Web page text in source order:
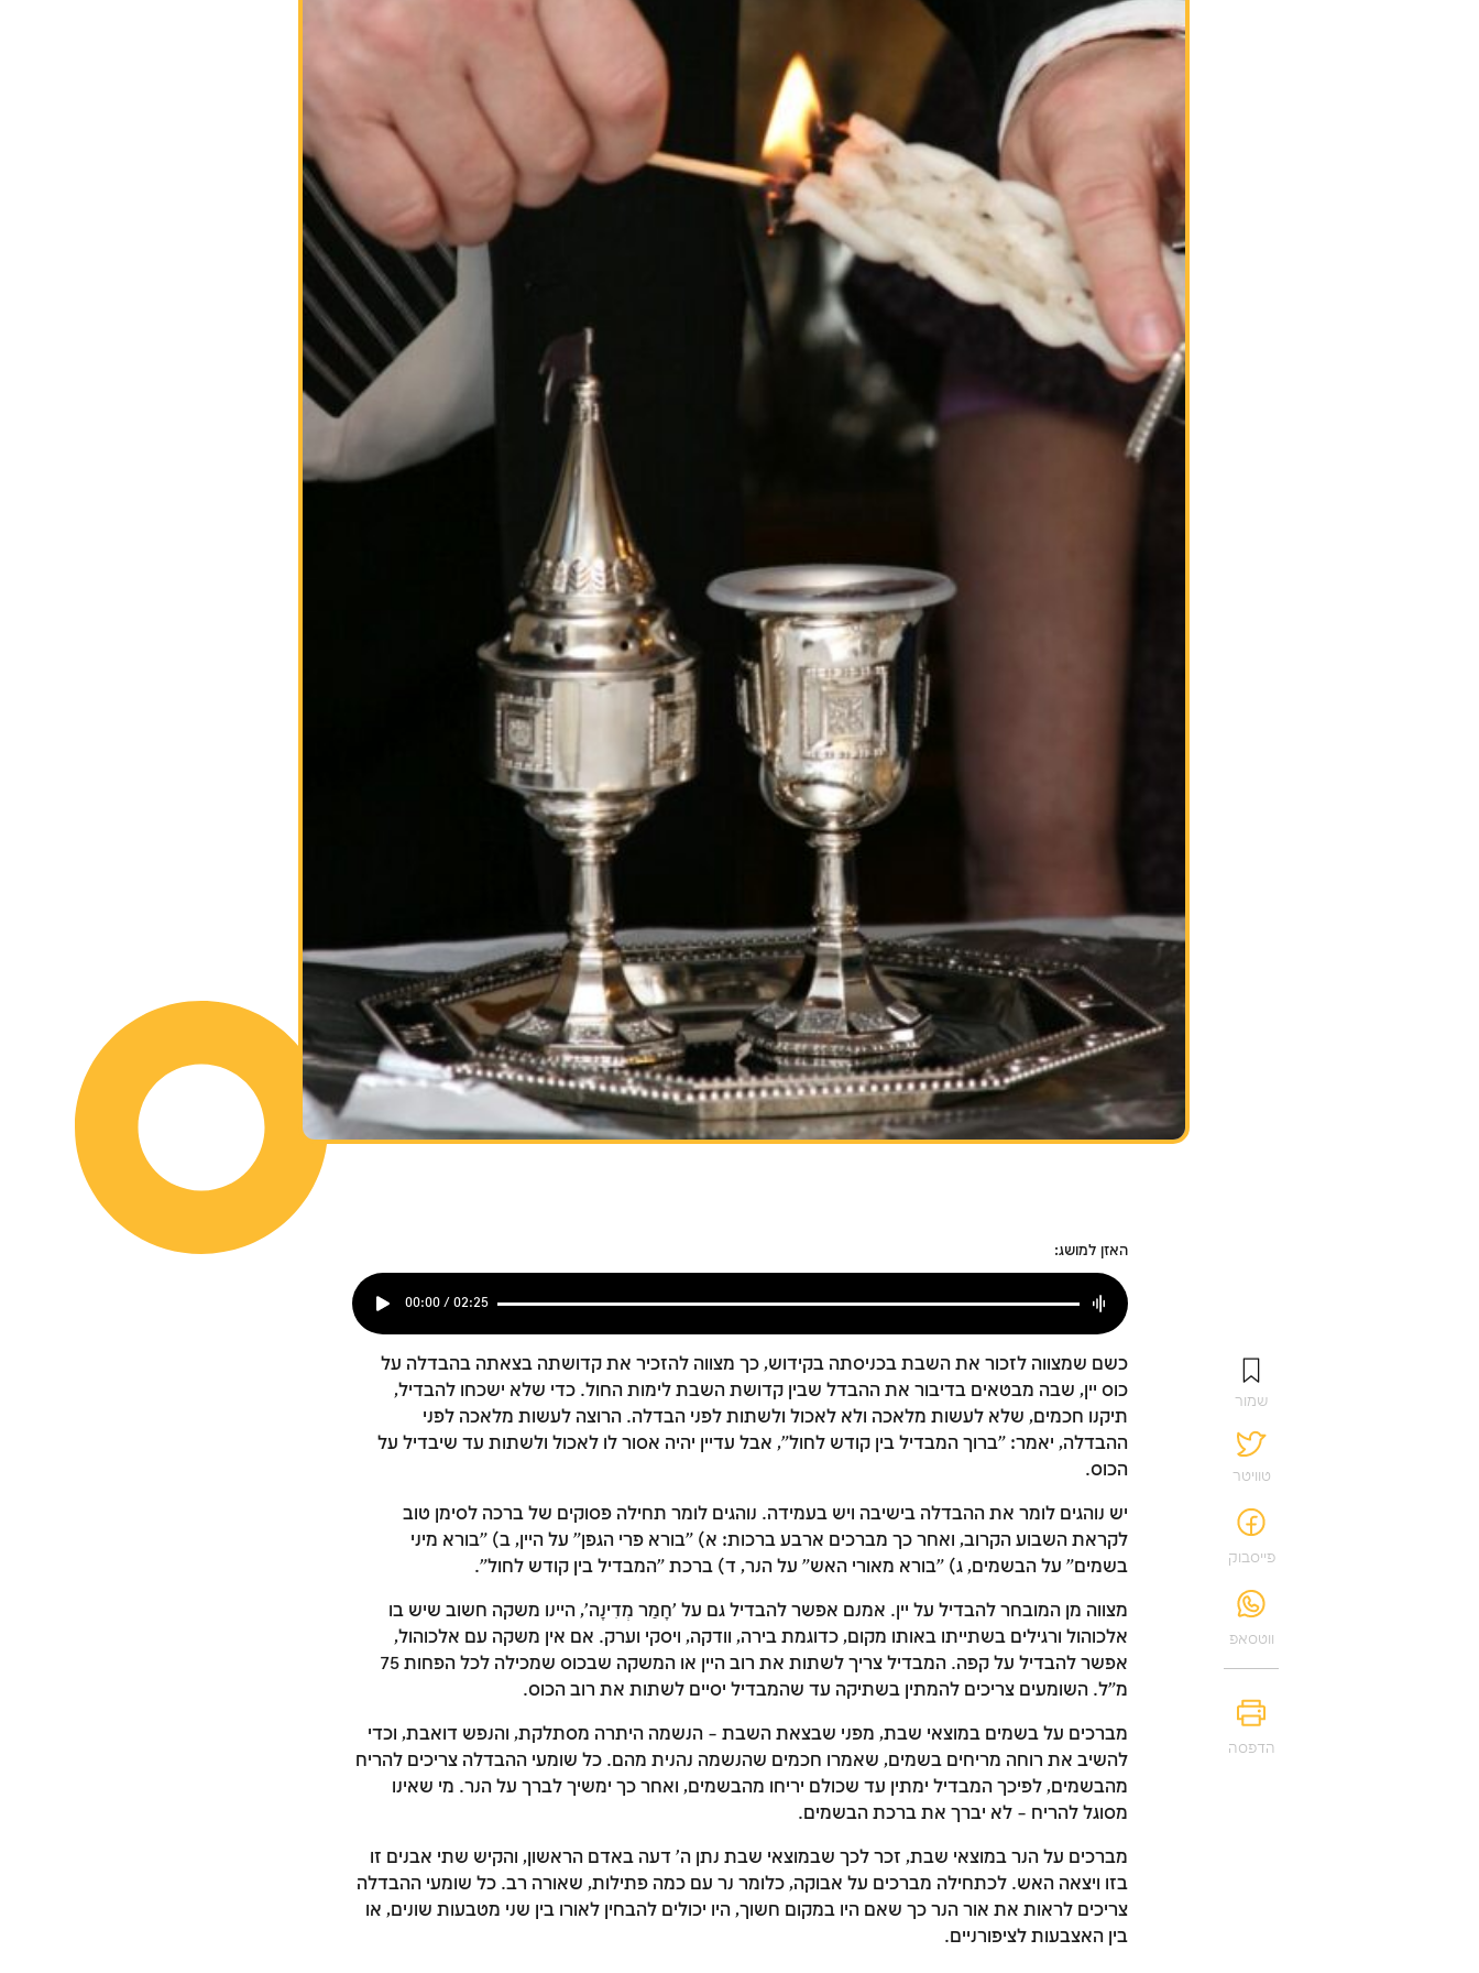
האזן למושג:
00:00 / 02:25
שמור
טוויטר
פייסבוק
ווטסאפ
הדפסה
כשם שמצווה לזכור את השבת בכניסתה בקידוש, כך מצווה להזכיר את קדושתה בצאתה בהבדלה על
כוס יין, שבה מבטאים בדיבור את ההבדל שבין קדושת השבת לימות החול. כדי שלא ישכחו להבדיל,
תיקנו חכמים, שלא לעשות מלאכה ולא לאכול ולשתות לפני הבדלה. הרוצה לעשות מלאכה לפני
ההבדלה, יאמר: "ברוך המבדיל בין קודש לחול", אבל עדיין יהיה אסור לו לאכול ולשתות עד שיבדיל על
הכוס.
יש נוהגים לומר את ההבדלה בישיבה ויש בעמידה. נוהגים לומר תחילה פסוקים של ברכה לסימן טוב
לקראת השבוע הקרוב, ואחר כך מברכים ארבע ברכות: א) "בורא פרי הגפן" על היין, ב) "בורא מיני
בשמים" על הבשמים, ג) "בורא מאורי האש" על הנר, ד) ברכת "המבדיל בין קודש לחול".
מצווה מן המובחר להבדיל על יין. אמנם אפשר להבדיל גם על 'חָמַר מְדִינָה', היינו משקה חשוב שיש בו
אלכוהול ורגילים בשתייתו באותו מקום, כדוגמת בירה, וודקה, ויסקי וערק. אם אין משקה עם אלכוהול,
אפשר להבדיל על קפה. המבדיל צריך לשתות את רוב היין או המשקה שבכוס שמכילה לכל הפחות 75
מ"ל. השומעים צריכים להמתין בשתיקה עד שהמבדיל יסיים לשתות את רוב הכוס.
מברכים על בשמים במוצאי שבת, מפני שבצאת השבת – הנשמה היתרה מסתלקת, והנפש דואבת, וכדי
להשיב את רוחה מריחים בשמים, שאמרו חכמים שהנשמה נהנית מהם. כל שומעי ההבדלה צריכים להריח
מהבשמים, לפיכך המבדיל ימתין עד שכולם יריחו מהבשמים, ואחר כך ימשיך לברך על הנר. מי שאינו
מסוגל להריח – לא יברך את ברכת הבשמים.
מברכים על הנר במוצאי שבת, זכר לכך שבמוצאי שבת נתן ה' דעה באדם הראשון, והקיש שתי אבנים זו
בזו ויצאה האש. לכתחילה מברכים על אבוקה, כלומר נר עם כמה פתילות, שאורה רב. כל שומעי ההבדלה
צריכים לראות את אור הנר כך שאם היו במקום חשוך, היו יכולים להבחין לאורו בין שני מטבעות שונים, או
בין האצבעות לציפורניים.זמן להתחבר לחשבון שלך
זמן להתחבר לחשבון שלך
זמן להתחבר לחשבון שלך